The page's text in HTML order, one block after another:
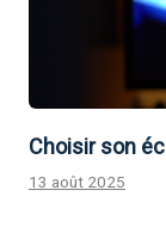
Choisir son
13 août 2025